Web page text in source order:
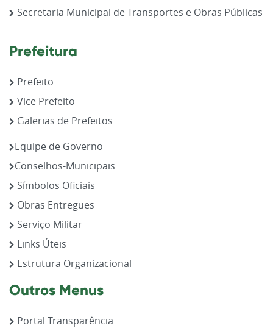
Secretaria Municipal de Transportes e Obras Públicas
Prefeitura
Prefeito
Vice Prefeito
Galerias de Prefeitos
Equipe de Governo
Conselhos-Municipais
Símbolos Oficiais
Obras Entregues
Serviço Militar
Links Úteis
Estrutura Organizacional
Outros Menus
Portal Transparência